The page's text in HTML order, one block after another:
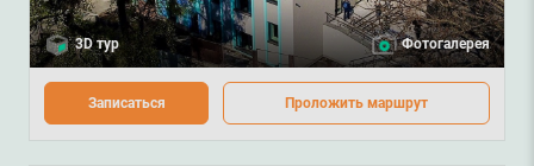
3D тур Фотогалерея
Записаться Проложить маршрут